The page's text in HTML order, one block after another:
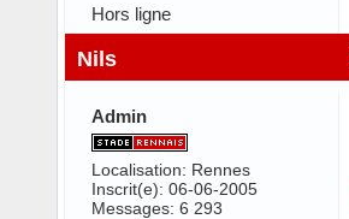
Hors ligne
Nils
Admin
Localisation: Rennes
Inscrit(e): 06-06-2005
Messages: 6 293